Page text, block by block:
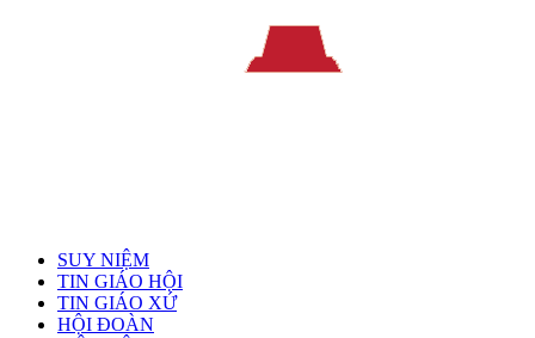
SUY NIỆM
TIN GIÁO HỘI
TIN GIÁO XỨ
HỘI ĐOÀN